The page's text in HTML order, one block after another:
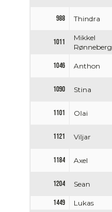
988 Thindra
1011
Mikkel
Rønneberg
1046 Anthon
1090 Stina
1101 Olai
1121 Viljar
1184 Axel
1204 Sean
1449 Lukas